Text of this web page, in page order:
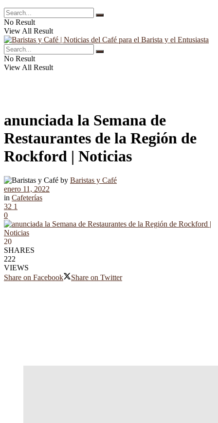
No Result
View All Result
No Result
View All Result
anunciada la Semana de
Restaurantes de la Región de
Rockford | Noticias
by Baristas y Café
enero 11, 2022
in Cafeterías
32 1
0
20
SHARES
222
VIEWS
Share on Facebook
Share on Twitter